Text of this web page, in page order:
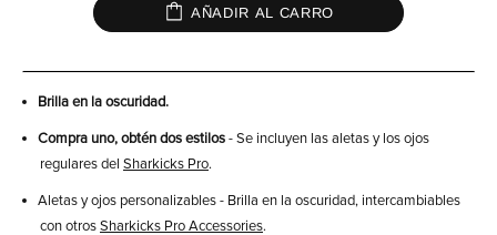
AÑADIR AL CARRO
Brilla en la oscuridad.
Compra uno, obtén dos estilos - Se incluyen las aletas y los ojos
regulares del Sharkicks Pro.
Aletas y ojos personalizables - Brilla en la oscuridad, intercambiables
con otros Sharkicks Pro Accessories.